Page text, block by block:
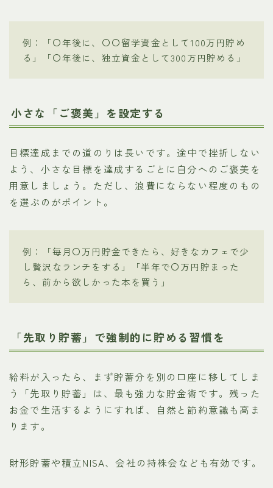
例：「〇年後に、〇〇留学資金として100万円貯め
る」「〇年後に、独立資金として300万円貯める」
小さな「ご褒美」を設定する
目標達成までの道のりは長いです。途中で挫折しない
よう、小さな目標を達成するごとに自分へのご褒美を
用意しましょう。ただし、浪費にならない程度のもの
を選ぶのがポイント。
例：「毎月〇万円貯金できたら、好きなカフェで少
し贅沢なランチをする」「半年で〇万円貯まった
ら、前から欲しかった本を買う」
「先取り貯蓄」で強制的に貯める習慣を
給料が入ったら、まず貯蓄分を別の口座に移してしま
う「先取り貯蓄」は、最も強力な貯金術です。残った
お金で生活するようにすれば、自然と節約意識も高ま
ります。
財形貯蓄や積立NISA、会社の持株会なども有効です。